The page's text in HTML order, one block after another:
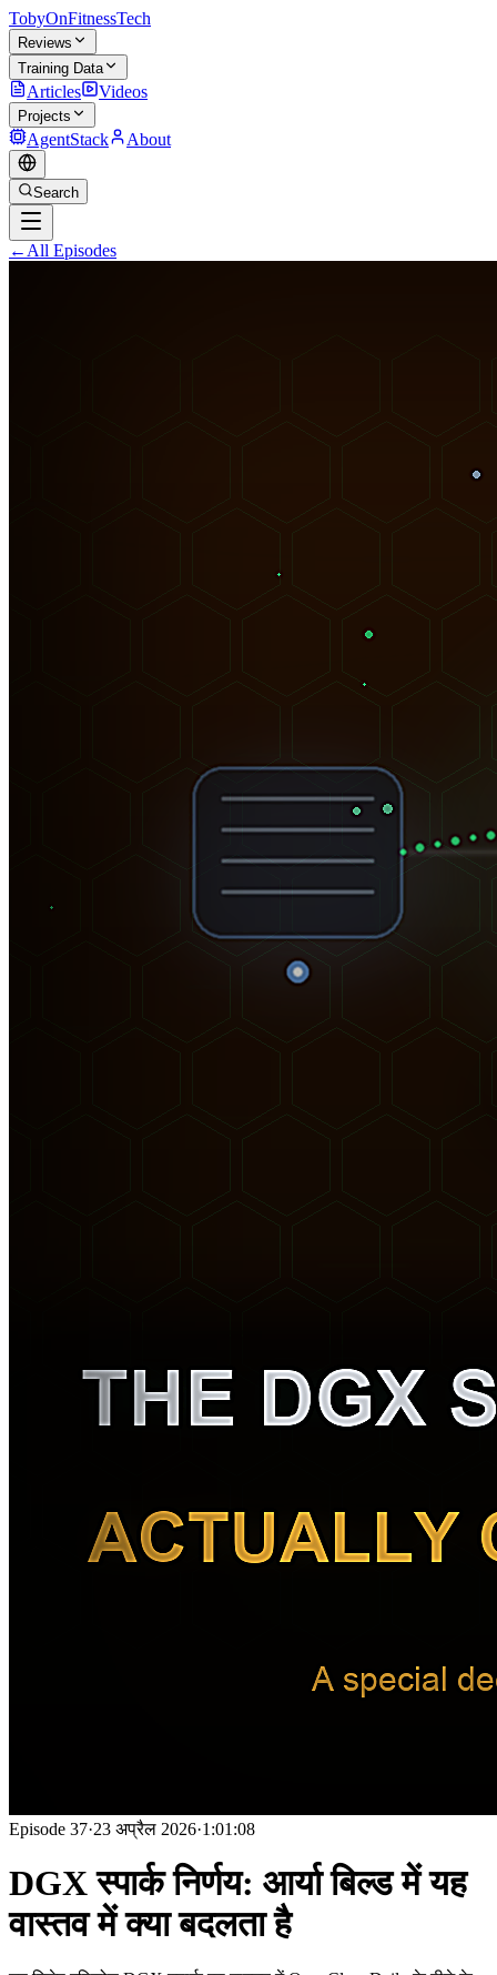
TobyOnFitnessTech
Reviews
Training Data
Articles Videos
Projects
AgentStack About
Search
← All Episodes
Episode 37·23 अप्रैल 2026·1:01:08
DGX स्पार्क निर्णय: आर्या बिल्ड में यह
वास्तव में क्या बदलता है